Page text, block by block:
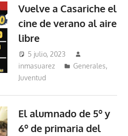
Vuelve a Casariche el
cine de verano al aire
libre
5 julio, 2023
inmasuarez
Generales,
Juventud
El alumnado de 5º y
6º de primaria del